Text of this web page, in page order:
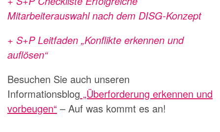
Mitarbeiterauswahl nach dem DISG-Konzept
+ S+P Leitfaden „Konflikte erkennen und
auflösen“
Besuchen Sie auch unseren
Informationsblog „Überforderung erkennen und
vorbeugen“ – Auf was kommt es an!